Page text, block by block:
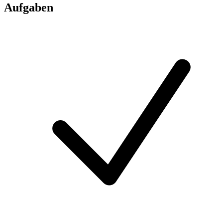
Aufgaben